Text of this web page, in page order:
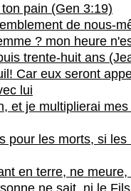
pain (Gen 3:19)
de nous-
? mon heure
trente-huit ans
Car eux seront
lui
et je multiplierai
pour les morts, si
en terre, ne
ne sait, ni le